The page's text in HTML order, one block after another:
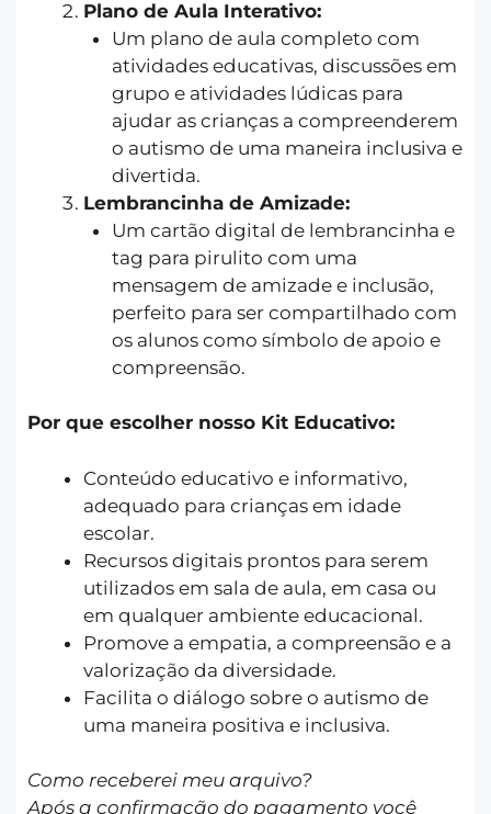
Plano de Aula Interativo:
Um plano de aula completo com
atividades educativas, discussões em
grupo e atividades lúdicas para
ajudar as crianças a compreenderem
o autismo de uma maneira inclusiva e
divertida.
Lembrancinha de Amizade:
Um cartão digital de lembrancinha e
tag para pirulito com uma
mensagem de amizade e inclusão,
perfeito para ser compartilhado com
os alunos como símbolo de apoio e
compreensão.
Por que escolher nosso Kit Educativo:
Conteúdo educativo e informativo,
adequado para crianças em idade
escolar.
Recursos digitais prontos para serem
utilizados em sala de aula, em casa ou
em qualquer ambiente educacional.
Promove a empatia, a compreensão e a
valorização da diversidade.
Facilita o diálogo sobre o autismo de
uma maneira positiva e inclusiva.
Como receberei meu arquivo?
Após a confirmação do pagamento você